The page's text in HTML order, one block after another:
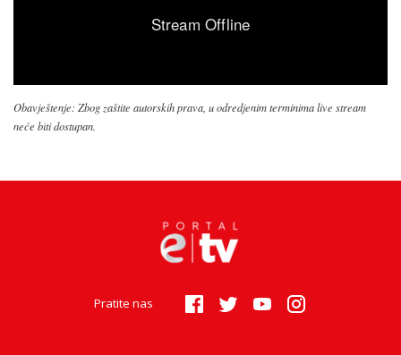
Obavještenje: Zbog zaštite autorskih prava, u odredjenim terminima live stream
neće biti dostupan.
Pratite nas